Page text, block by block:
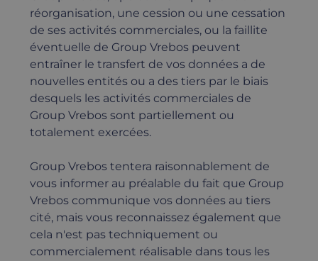
réorganisation, une cession ou une cessation
de ses activités commerciales, ou la faillite
éventuelle de Group Vrebos peuvent
entraîner le transfert de vos données a de
nouvelles entités ou a des tiers par le biais
desquels les activités commerciales de
Group Vrebos sont partiellement ou
totalement exercées.
Group Vrebos tentera raisonnablement de
vous informer au préalable du fait que Group
Vrebos communique vos données au tiers
cité, mais vous reconnaissez également que
cela n'est pas techniquement ou
commercialement réalisable dans tous les